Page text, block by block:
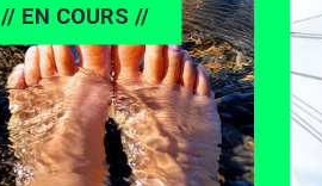
// EN COURS //